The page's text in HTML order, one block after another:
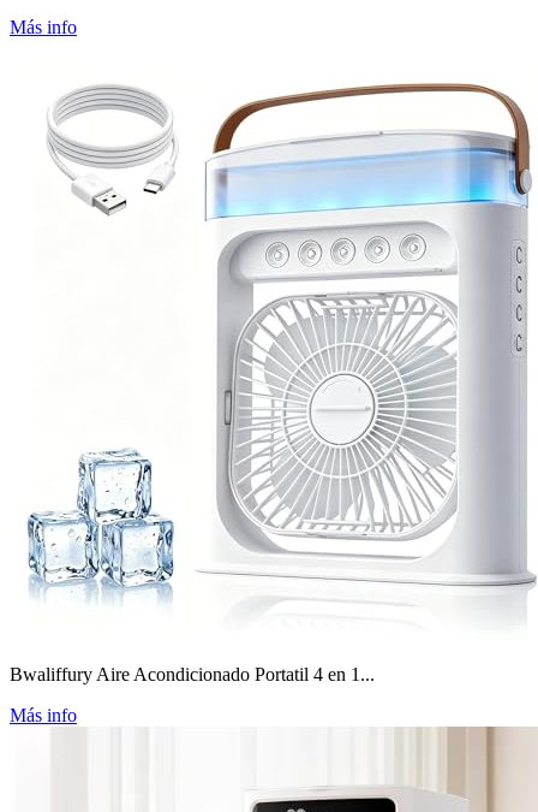
Más info
Bwaliffury Aire Acondicionado Portatil 4 en 1...
Más info